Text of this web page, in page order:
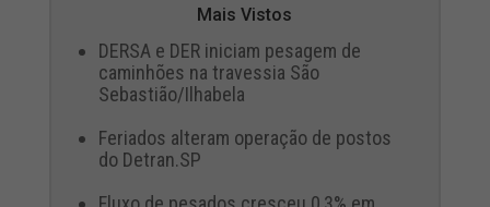
Mais Vistos
DERSA e DER iniciam pesagem de
caminhões na travessia São
Sebastião/Ilhabela
Feriados alteram operação de postos
do Detran.SP